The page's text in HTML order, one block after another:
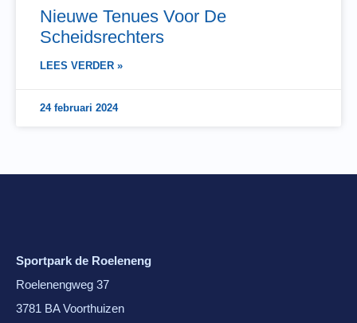
Nieuwe Tenues Voor De
Scheidsrechters
LEES VERDER »
24 februari 2024
Sportpark de Roeleneng
Roelenengweg 37
3781 BA Voorthuizen